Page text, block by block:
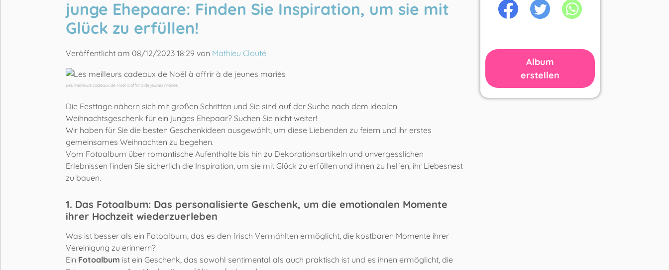
junge Ehepaare: Finden Sie Inspiration, um sie mit
Glück zu erfüllen!
Veröffentlicht am 08/12/2023 18:29 von Mathieu Clouté
Les meilleurs cadeaux de Noël à offrir à de jeunes mariés
Die Festtage nähern sich mit großen Schritten und Sie sind auf der Suche nach dem idealen
Weihnachtsgeschenk für ein junges Ehepaar? Suchen Sie nicht weiter!
Wir haben für Sie die besten Geschenkideen ausgewählt, um diese Liebenden zu feiern und ihr erstes
gemeinsames Weihnachten zu begehen.
Vom Fotoalbum über romantische Aufenthalte bis hin zu Dekorationsartikeln und unvergesslichen
Erlebnissen finden Sie sicherlich die Inspiration, um sie mit Glück zu erfüllen und ihnen zu helfen, ihr Liebesnest
zu bauen.
1. Das Fotoalbum: Das personalisierte Geschenk, um die emotionalen Momente
ihrer Hochzeit wiederzuerleben
Was ist besser als ein Fotoalbum, das es den frisch Vermählten ermöglicht, die kostbaren Momente ihrer
Vereinigung zu erinnern?
Ein Fotoalbum ist ein Geschenk, das sowohl sentimental als auch praktisch ist und es ihnen ermöglicht, die
Album
erstellen